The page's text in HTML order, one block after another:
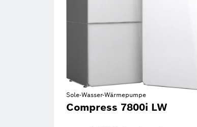
Sole-Wasser-Wärmepumpe
Compress 7800i LW